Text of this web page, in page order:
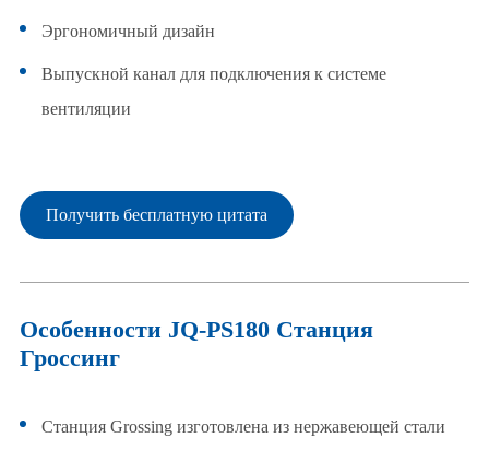
Эргономичный дизайн
Выпускной канал для подключения к системе
вентиляции
Получить бесплатную цитата
Особенности JQ-PS180 Станция
Гроссинг
Станция Grossing изготовлена из нержавеющей стали